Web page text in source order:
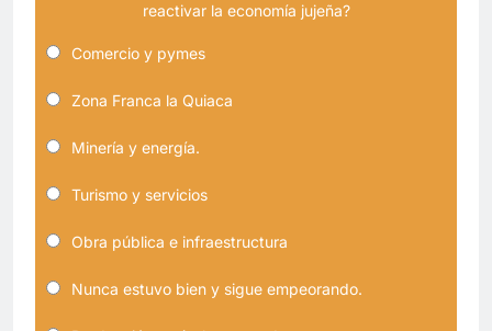
reactivar la economía jujeña?
Comercio y pymes
Zona Franca la Quiaca
Minería y energía.
Turismo y servicios
Obra pública e infraestructura
Nunca estuvo bien y sigue empeorando.